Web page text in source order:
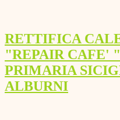
RETTIFICA
"REPAIR CAFE'
PRIMARIA
ALBURNI